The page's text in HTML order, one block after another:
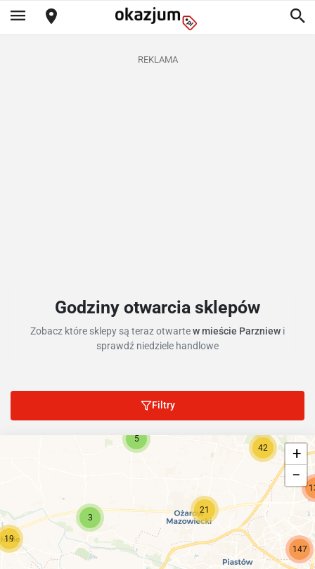
REKLAMA
Godziny otwarcia sklepów
Zobacz które sklepy są teraz otwartew mieście Parzniew i
sprawdź niedziele handlowe
Filtry
3
21
19
5
42
147
+
−